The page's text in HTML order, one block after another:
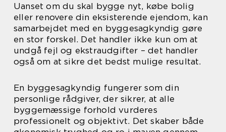
Uanset om du skal bygge nyt, købe bolig
eller renovere din eksisterende ejendom, kan
samarbejdet med en byggesagkyndig gøre
en stor forskel. Det handler ikke kun om at
undgå fejl og ekstraudgifter – det handler
også om at sikre det bedst mulige resultat.
En byggesagkyndig fungerer som din
personlige rådgiver, der sikrer, at alle
byggemæssige forhold vurderes
professionelt og objektivt. Det skaber både